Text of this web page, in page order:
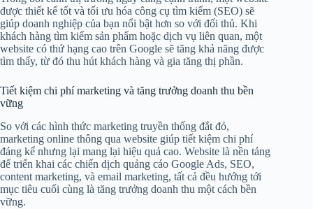
được thiết kế tốt và tối ưu hóa công cụ tìm kiếm (SEO) sẽ
giúp doanh nghiệp của bạn nổi bật hơn so với đối thủ. Khi
khách hàng tìm kiếm sản phẩm hoặc dịch vụ liên quan, một
website có thứ hạng cao trên Google sẽ tăng khả năng được
tìm thấy, từ đó thu hút khách hàng và gia tăng thị phần.
Tiết kiệm chi phí marketing và tăng trưởng doanh thu bền
vững
So với các hình thức marketing truyền thống đắt đỏ,
marketing online thông qua website giúp tiết kiệm chi phí
đáng kể nhưng lại mang lại hiệu quả cao. Website là nền tảng
để triển khai các chiến dịch quảng cáo Google Ads, SEO,
content marketing, và email marketing, tất cả đều hướng tới
mục tiêu cuối cùng là tăng trưởng doanh thu một cách bền
vững.